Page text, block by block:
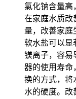
氯化钠含量高
在家庭水质改
量，改善家庭
软水盐可以显
镁离子，容易
器的使用寿命
换的方式，将
水的硬度。